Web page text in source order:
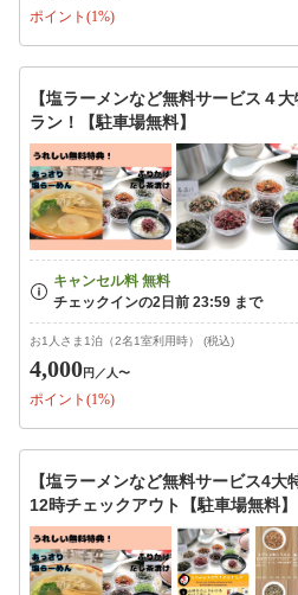
ポイント(1%)
【塩ラーメンなど無料サービス４
ラン！【駐車場無料】
お1人さま1泊（2名1室利用時） (税込)
4,000円 ／人〜
ポイント(1%)
【塩ラーメンなど無料サービス4大
12時チェックアウト【駐車場無料】